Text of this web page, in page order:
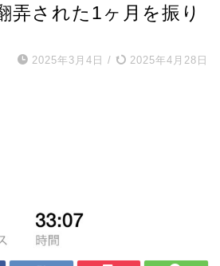
弄された1ヶ月を振り
2025年3月4日 / 2025年4月28日